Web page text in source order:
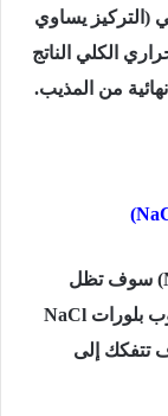
(التركيز يساوي
الكلي الناتج
من المذيب.
)
سوف تظل
بلورات NaCl
تتفكك إلى